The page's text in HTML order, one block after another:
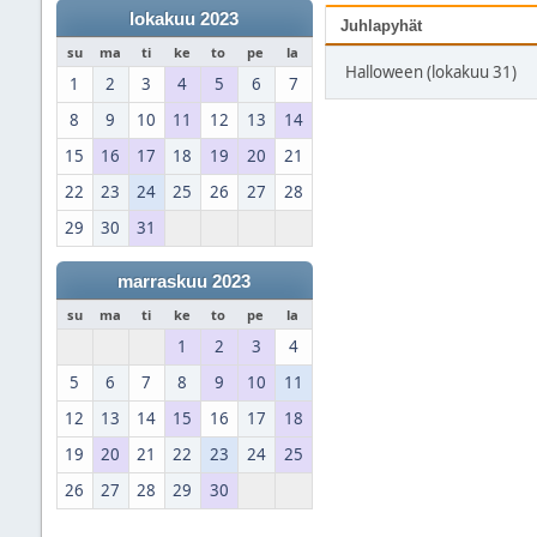
lokakuu 2023
su ma ti ke to pe la
1 2 3 4 5 6
7
8
9 10 11 12 13
14
15
16 17 18 19 20
21
22
23 24 25 26 27
28
29
30 31
marraskuu 2023
su ma ti ke to pe la
1 2 3
4
5
6 7 8 9 10
11
12
13 14 15 16 17
18
19
20 21 22 23 24
25
26
27 28 29 30
Juhlapyhät
Halloween (lokakuu 31)